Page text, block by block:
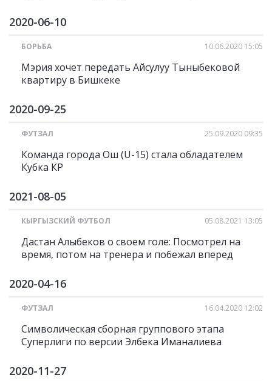
2020-06-10
БОРЬБА 10.06.2020 15:05
Мэрия хочет передать Айсулуу Тыныбековой
квартиру в Бишкеке
2020-09-25
ФУТЗАЛ 25.09.2020 09:35
Команда города Ош (U-15) стала обладателем
Кубка КР
2021-08-05
КЫРГЫЗСКИЙ ФУТБОЛ 05.08.2021 13:05
Дастан Алыбеков о своем голе: Посмотрел на
время, потом на тренера и побежал вперед
2020-04-16
ФУТЗАЛ 16.04.2020 12:02
Символическая сборная группового этапа
Суперлиги по версии Элбека Иманалиева
2020-11-27